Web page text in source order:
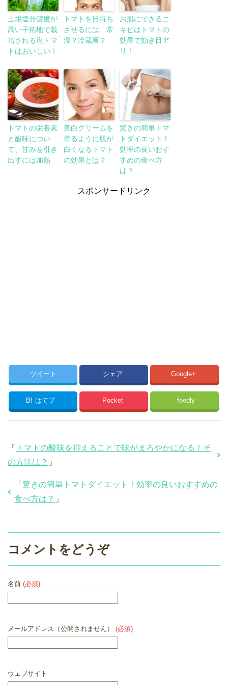
土壌塩分濃度が
高い干拓地で栽
培される塩トマ
トはおいしい！
トマトを日持ち
させるには、常
温？冷蔵庫？
お肌にできるニ
キビはトマトの
効果で効き目ア
リ！
トマトの栄養素
と酸味につい
て、甘みを引き
出すには加熱
美白クリームを
塗るように肌が
白くなるトマト
の効果とは？
驚きの簡単トマ
トダイエット！
効率の良いおす
すめの食べ方
は？
スポンサードリンク
ツイート シェア Google+
B! はてブ Pocket feedly
「
トマトの酸味を抑えることで味がまろやかになる！そ
の方法は？ 」
「 驚きの簡単トマトダイエット！効率の良いおすすめの
食べ方は？ 」
コメントをどうぞ
名前 (必須)
メールアドレス（公開されません） (必須)
ウェブサイト